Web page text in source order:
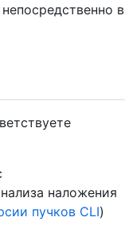
в
наложения
пучков CLI)